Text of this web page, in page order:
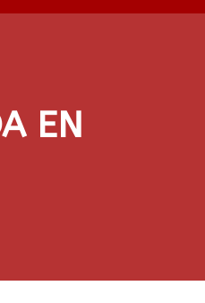
EN